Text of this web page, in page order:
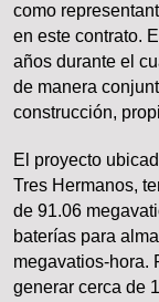
como
en este contrato.
años durante el
de manera
construcción,
El proyecto
Tres Hermanos,
de 91.06
baterías para
megavatios-hora.
generar cerca de